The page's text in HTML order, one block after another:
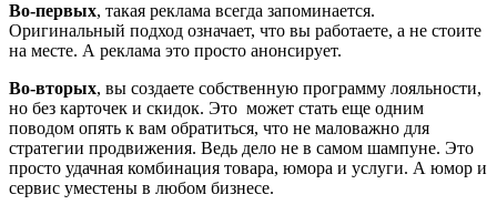
Во-первых, такая реклама всегда запоминается.
Оригинальный подход означает, что вы работаете, а не стоите
на месте. А реклама это просто анонсирует.
Во-вторых, вы создаете собственную программу лояльности,
но без карточек и скидок. Это может стать еще одним
поводом опять к вам обратиться, что не маловажно для
стратегии продвижения. Ведь дело не в самом шампуне. Это
просто удачная комбинация товара, юмора и услуги. А юмор и
сервис уместены в любом бизнесе.